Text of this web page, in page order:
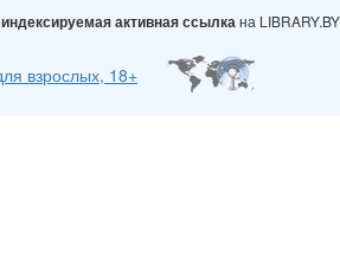
индексируемая активная ссылкана